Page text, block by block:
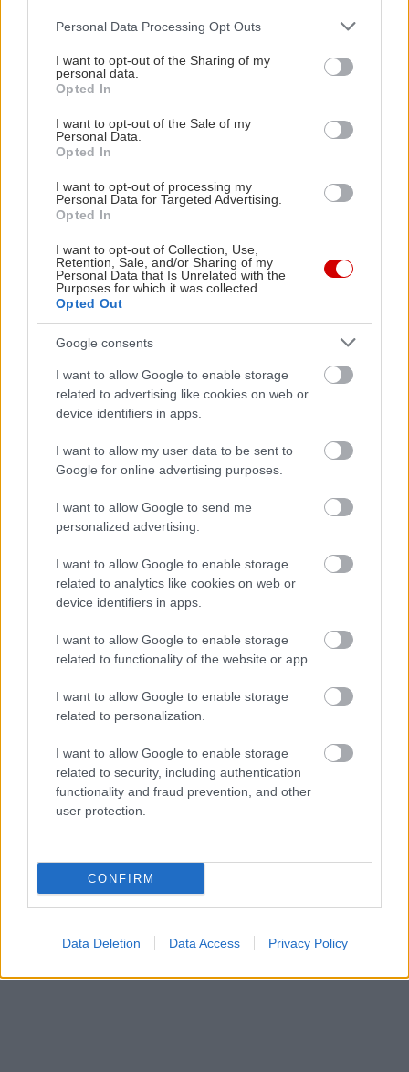
Please note that this website/app uses one or more Google
not limited to your visit or usage behaviour. You may click to
grant or deny consent to Google and its third-party tags to
use your data for below specified purposes in below Google
consent section.
Personal Data Processing Opt Outs
I want to opt-out of the Sharing of my
personal data.
Opted In
I want to opt-out of the Sale of my
Personal Data.
Opted In
I want to opt-out of processing my
Personal Data for Targeted Advertising.
Opted In
I want to opt-out of Collection, Use,
Retention, Sale, and/or Sharing of my
Personal Data that Is Unrelated with the
Purposes for which it was collected.
Opted Out
Google consents
I want to allow Google to enable storage
related to advertising like cookies on web or
device identifiers in apps.
I want to allow my user data to be sent to
Google for online advertising purposes.
I want to allow Google to send me
personalized advertising.
I want to allow Google to enable storage
related to analytics like cookies on web or
device identifiers in apps.
I want to allow Google to enable storage
related to functionality of the website or app.
I want to allow Google to enable storage
related to personalization.
I want to allow Google to enable storage
related to security, including authentication
functionality and fraud prevention, and other
user protection.
CONFIRM
Data Deletion Data Access Privacy Policy
ανθότυρο και την ψητή ντομάτα. Συνεχίσαμε ένα
πιάτο, επιτομή του comfort food αφού οι
ταλιατέλες με τα μοσχαρίσια μάγουλα
fine dining εκδοχή της μακαρονάδας με μοσχάρι.
Τόσο οικεία μα συνάμα, τόσο ιδιαίτερη έφερε μια
ανείπωτη χαρά στον ουρανίσκο μας.
(24€) με θυμάρι, grave και πουρέ λεμονάτης
φουρνιστής πατάτας επανασυστήνοντάς μας το
αρνάκι λεμονάτο που όλοι αγάπησαν μα κακώς
σνόμπαραν να παρουσιάσουν σε μοντέρνα
εστιατόρια.
Για ένα πλήρες γεύμα συνοδεία ποτηριού κρασί ο
λογαριασμός δεν θα ξεπεράσει τα 35-40€ το
άτομο.
Striggla
Aγ. Κωνσταντίνου 56, τηλ.: 21 6001 7188
Ιnstagram